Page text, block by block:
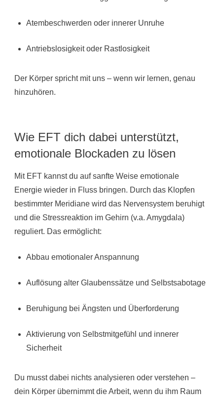
Atembeschwerden oder innerer Unruhe
Antriebslosigkeit oder Rastlosigkeit
Der Körper spricht mit uns – wenn wir lernen, genau
hinzuhören.
Wie EFT dich dabei unterstützt,
emotionale Blockaden zu lösen
Mit EFT kannst du auf sanfte Weise emotionale
Energie wieder in Fluss bringen. Durch das Klopfen
bestimmter Meridiane wird das Nervensystem beruhigt
und die Stressreaktion im Gehirn (v.a. Amygdala)
reguliert. Das ermöglicht:
Abbau emotionaler Anspannung
Auflösung alter Glaubenssätze und Selbstsabotage
Beruhigung bei Ängsten und Überforderung
Aktivierung von Selbstmitgefühl und innerer
Sicherheit
Du musst dabei nichts analysieren oder verstehen –
dein Körper übernimmt die Arbeit, wenn du ihm Raum